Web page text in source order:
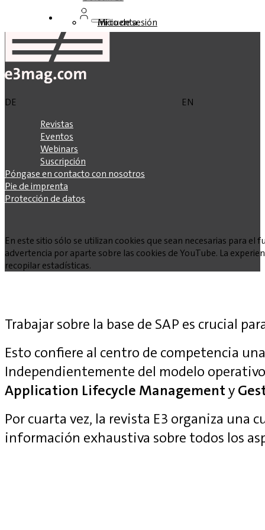
Inicio de sesión
Mi cuenta
DE
EN
Revistas
Eventos
Webinars
Suscripción
Póngase en contacto con nosotros
Pie de imprenta
Protección de datos
En este sitio sólo se utilizan cookies que sean necesarias para
advertencia por aparte sobre las cookies de YouTube. La
recopilar estadísticas.
Trabajar sobre la base de SAP es crucial
Esto confiere al centro de competencia
Independientemente del modelo
Application Lifecycle Managementy
Por cuarta vez, la revista E3 organiza una
información exhaustiva sobre todos los